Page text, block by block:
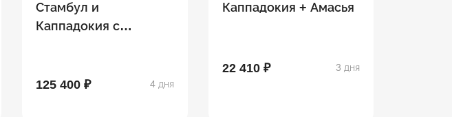
Стамбул и
Каппадокия с
125 400 ₽ 4 дня
Каппадокия + Амасья
22 410 ₽ 3 дня